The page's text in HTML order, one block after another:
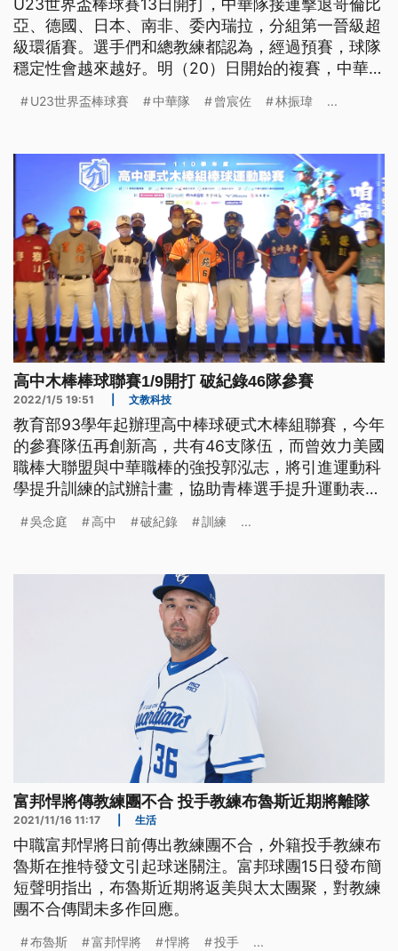
U23世界盃棒球賽13日開打，中華隊接連擊退哥倫比
亞、德國、日本、南非、委內瑞拉，分組第一晉級超
級環循賽。選手們和總教練都認為，經過預賽，球隊
穩定性會越來越好。明（20）日開始的複賽，中華隊
可期。
U23世界盃棒球賽 中華隊 曾宸佐 林振瑋 ...
高中木棒棒球聯賽1/9開打 破紀錄46隊參賽
2022/1/5 19:51 文教科技
教育部93學年起辦理高中棒球硬式木棒組聯賽，今年
的參賽隊伍再創新高，共有46支隊伍，而曾效力美國
職棒大聯盟與中華職棒的強投郭泓志，將引進運動科
學提升訓練的試辦計畫，協助青棒選手提升運動表
吳念庭 高中 破紀錄 訓練 ...
富邦悍將傳教練團不合 投手教練布魯斯近期將離隊
2021/11/16 11:17 生活
中職富邦悍將日前傳出教練團不合，外籍投手教練布
魯斯在推特發文引起球迷關注。富邦球團15日發布簡
短聲明指出，布魯斯近期將返美與太太團聚，對教練
團不合傳聞未多作回應。
布魯斯 富邦悍將 悍將 投手 ...